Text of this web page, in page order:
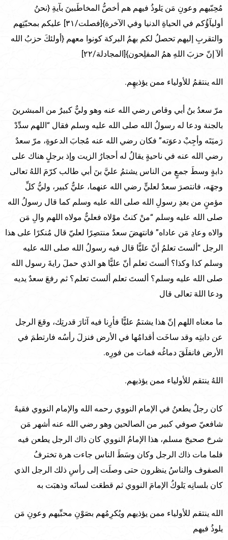
مُحِبّيهم وعونِ مَن يَلوذُ فيهم هم أخصُّ المخاطَبينَ بآيةِ {نحنُ
أوليآؤُكم في الحياةِ الدنيا وفي الآخرة}[فصلت/٣١] عليكم بمحبّتِهم
والتقربِ إليهم تحصلُ لكم بهمُ البركة كونوا معهم {أولئكَ حزبُ الله
ألآ إنّ حزبَ اللهِ همُ المفلِحون}[المجادلة/٢٢]
الله ينتقمُ للأولياء ممن يؤذيهِم.
مرّ سعدُ بنُ أبي وقاص رضي الله عنه وهو وليٌّ كبيرٌ من المبشرينَ
بالجنة ودعا له رسولُ الله صلى الله عليه وسلم فقال “اللهم سدِّدْ
رَميَتَه وأجِبْ دعوَته” فكان رضي الله عنه مُجابَ الدعوةِ، مرّ سعدٌ
رضي الله عنه في ناحيةٍ يقالُ له أحجارُ الزيت وإذ برجلٍ هناك على
دابةٍ وسطَ جمعٍ من الناس يشتمُ عليَّ بنَ أبي طالب كرّمَ اللهُ تعالى
وجهَه، فانتصرَ سعدٌ لعليٍّ رضي الله عنهما، عليٌّ كبير، وليُّ كلِّ
مؤمنٍ من بعدِ رسولِ الله صلى الله عليه وسلم كما قال رسولُ الله
صلى الله عليه وسلم “منْ كنتُ موْلاه فعليٌّ مولاه اللهم والِ مَن
والاه وعادِ مَن عاداه” فانتهضَ سعدٌ منتصِرًا لعليّ قال مُنكرًا على هذا
الرجل “ألستَ تعلمُ أنّ عليًّا قال فيه رسولُ الله صلى الله عليه
وسلم كذا وكذا؟ ألستَ تعلم أنّ عليًّا هو الذي حملَ رايةَ رسول الله
صلى الله عليه وسلم؟ ألستَ تعلم ألستَ تعلم؟ ثم رفعَ سعدٌ يديه
ودعا اللهَ تعالى قال
ما معناه اللهم إنّ هذا يشتمُ عليًّا فأرِنا فيه آثارَ قدرتِك، وقعَ الرجل
عن دابتِه وقد ساخَت أقدامُها في الأرض فنزلَ رأسُه فارتطمَ في
الأرض فانفلَقَ دماغُه فمات من فورِه.
اللهُ ينتقم للأولياء ممن يؤذيهم.
كان رجلٌ يطعنُ في الإمام النووي رحمه الله والإمام النووي فقيهٌ
شافعيّ صوفي كبير من الصالحين وهو رضي الله عنه أشهر مَن
شرحَ صحيحَ مسلم، هذا الإمامُ النووي كان ذاك الرجل يطعن فيه
فلما مات ذاك الرجل وكان وسَطَ الناس جاءت هرة تخترفُ
الصفوف والناسُ ينظرون حتى وصلَت إلى رأسِ ذلك الرجل الذي
كان بلسانِه يَلوكُ الإمامَ النووي ثم قطعَت لسانَه وذهبَت به
الله ينتقم للأولياء ممن يؤذيهم ويُكرِمُهم بصَوْنِ محبِّيهم وعونِ مَن
يلوذُ فيهم